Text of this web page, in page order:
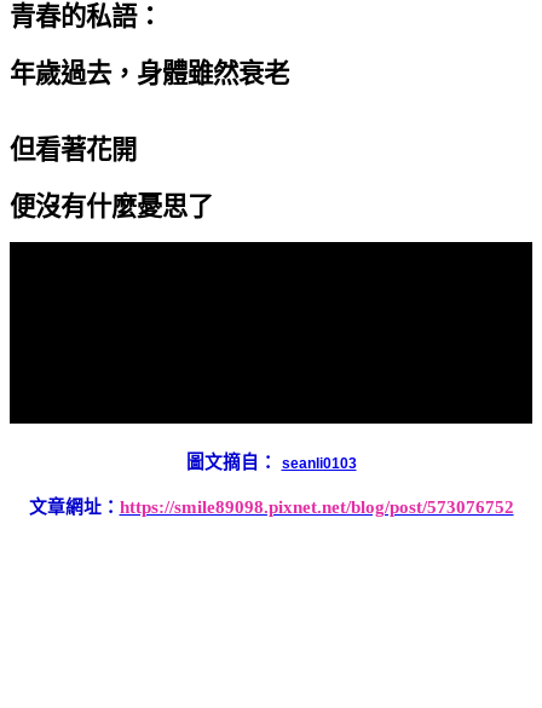
青春的私語：
年歲過去，身體雖然衰老
但看著花開
便沒有什麼憂思了
圖文摘自： seanli0103
文章網址： https://smile89098.pixnet.net/blog/post/573076752